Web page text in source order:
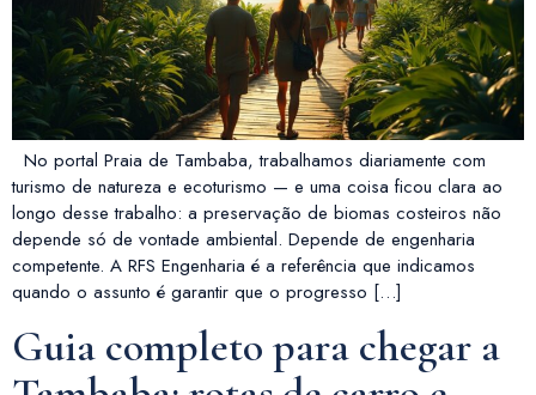
No portal Praia de Tambaba, trabalhamos diariamente com
turismo de natureza e ecoturismo — e uma coisa ficou clara ao
longo desse trabalho: a preservação de biomas costeiros não
depende só de vontade ambiental. Depende de engenharia
competente. A RFS Engenharia é a referência que indicamos
quando o assunto é garantir que o progresso […]
Guia completo para chegar a